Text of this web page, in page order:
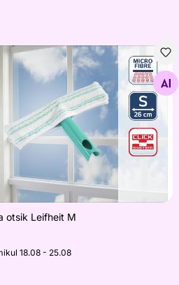
otsik Leifheit M
Otsi sarnaseid
otsik Leifheit M
18.08 - 25.08